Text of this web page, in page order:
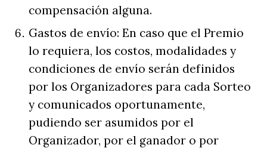
compensación alguna.
Gastos de envío: En caso que el Premio
lo requiera, los costos, modalidades y
condiciones de envío serán definidos
por los Organizadores para cada Sorteo
y comunicados oportunamente,
pudiendo ser asumidos por el
Organizador, por el ganador o por